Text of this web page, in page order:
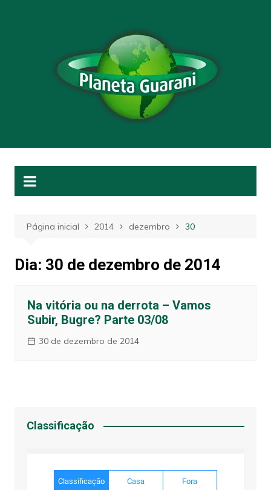
Página inicial 2014 dezembro 30
Dia: 30 de dezembro de 2014
Na vitória ou na derrota – Vamos
Subir, Bugre? Parte 03/08
30 de dezembro de 2014
Classificação
Classificação Casa Fora